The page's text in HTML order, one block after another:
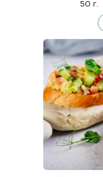
50 г.